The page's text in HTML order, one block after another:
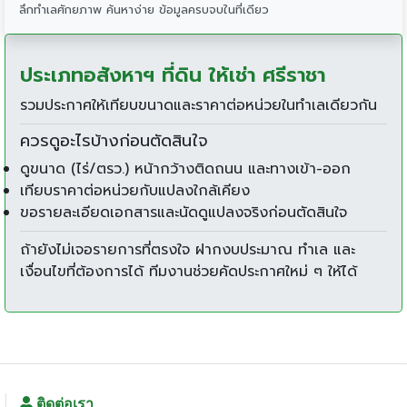
ลึกทำเลศักยภาพ ค้นหาง่าย ข้อมูลครบจบในที่เดียว
ประเภทอสังหาฯ ที่ดิน ให้เช่า ศรีราชา
รวมประกาศให้เทียบขนาดและราคาต่อหน่วยในทำเลเดียวกัน
ควรดูอะไรบ้างก่อนตัดสินใจ
ดูขนาด (ไร่/ตรว.) หน้ากว้างติดถนน และทางเข้า-ออก
เทียบราคาต่อหน่วยกับแปลงใกล้เคียง
ขอรายละเอียดเอกสารและนัดดูแปลงจริงก่อนตัดสินใจ
ถ้ายังไม่เจอรายการที่ตรงใจ ฝากงบประมาณ ทำเล และ
เงื่อนไขที่ต้องการได้ ทีมงานช่วยคัดประกาศใหม่ ๆ ให้ได้